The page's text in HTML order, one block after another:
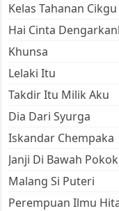
Kelas Tahanan
Hai Cinta
Khunsa
Lelaki Itu
Takdir Itu Milik Aku
Dia Dari Syurga
Iskandar Chempaka
Janji Di Bawah
Malang Si Puteri
Perempuan Ilmu